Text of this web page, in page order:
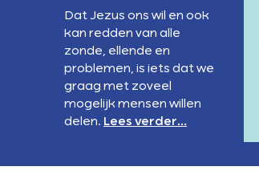
Dat Jezus ons wil en ook
kan redden van alle
zonde, ellende en
problemen, is iets dat we
graag met zoveel
mogelijk mensen willen
delen. Lees verder...